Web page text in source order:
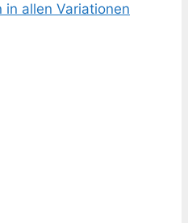
in allen Variationen